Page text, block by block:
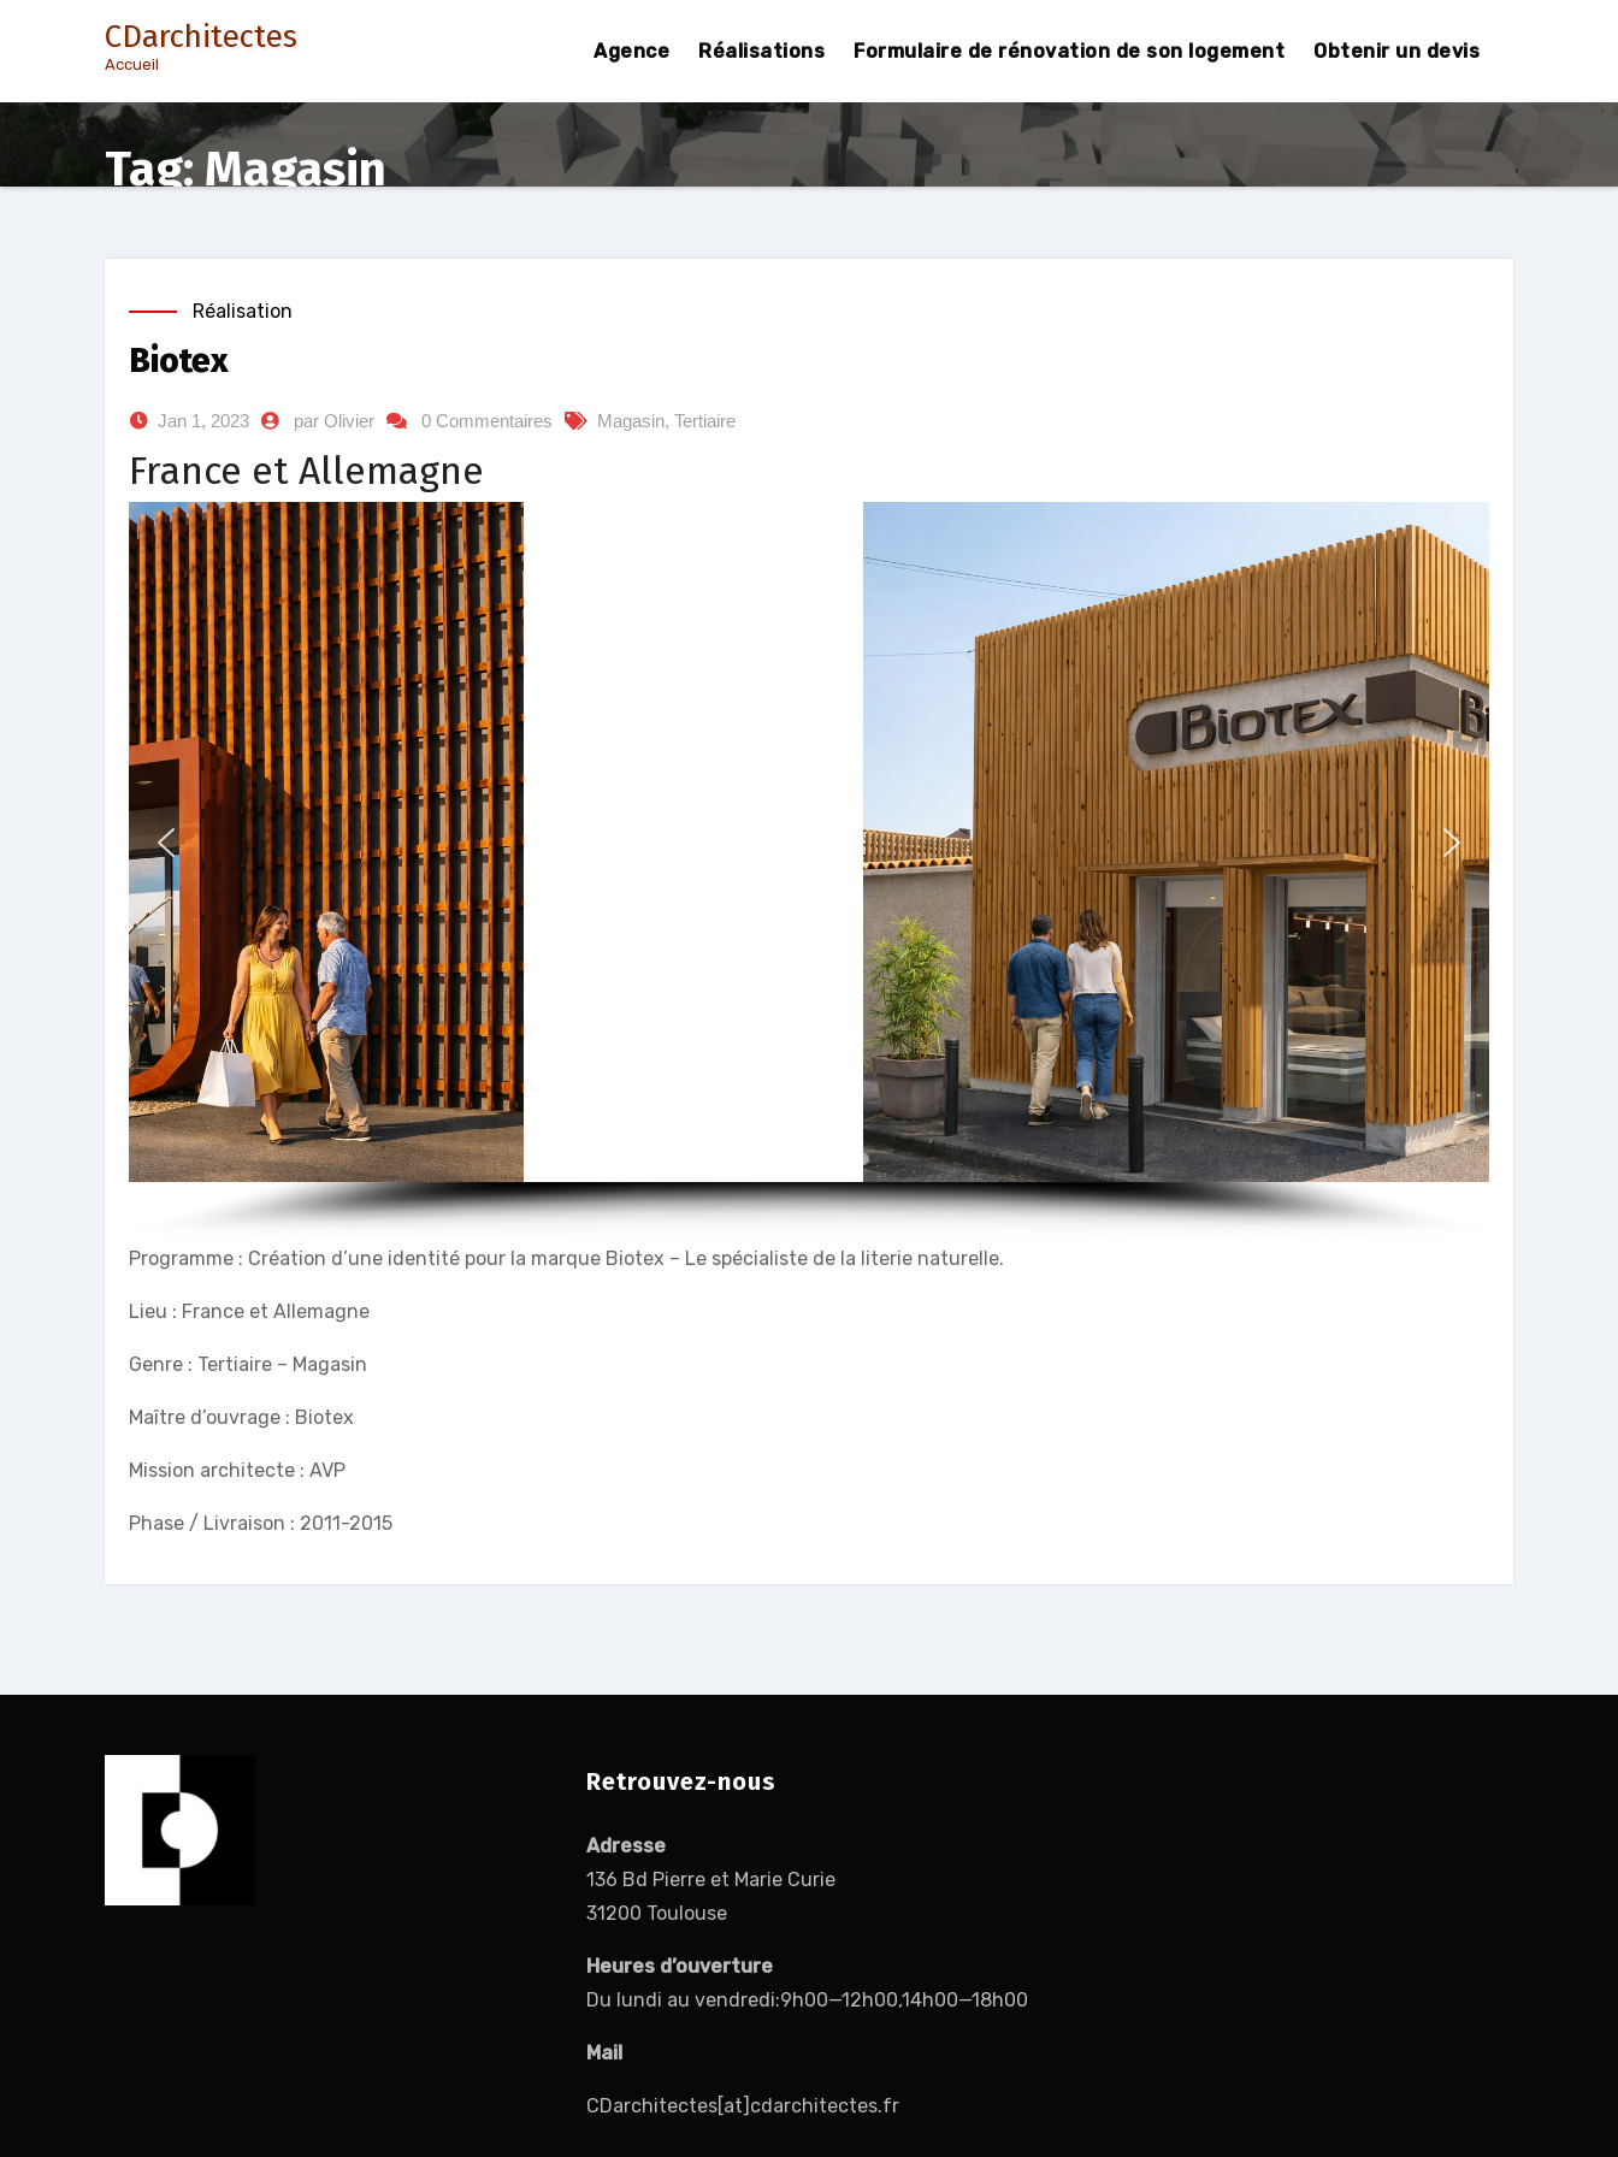
CDarchitectes
Accueil
Agence Réalisations Formulaire de rénovation de son logement Obtenir un devis
Tag: Magasin
Réalisation
Biotex
Jan 1, 2023 par Olivier 0 Commentaires Magasin, Tertiaire
France et Allemagne
Programme : Création d’une identité pour la marque Biotex – Le spécialiste de la literie naturelle.
Lieu : France et Allemagne
Genre : Tertiaire – Magasin
Maître d’ouvrage : Biotex
Mission architecte : AVP
Phase / Livraison : 2011-2015
Retrouvez-nous
Adresse
136 Bd Pierre et Marie Curie
31200 Toulouse
Heures d’ouverture
Du lundi au vendredi:9h00—12h00,14h00—18h00
Mail
CDarchitectes[at]cdarchitectes.fr